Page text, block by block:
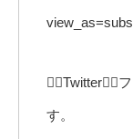
🏴‍☠️Twitter🏴‍☠️
す。